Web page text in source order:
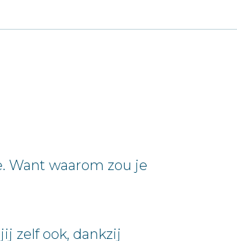
Want waarom zou je
zelf ook, dankzij